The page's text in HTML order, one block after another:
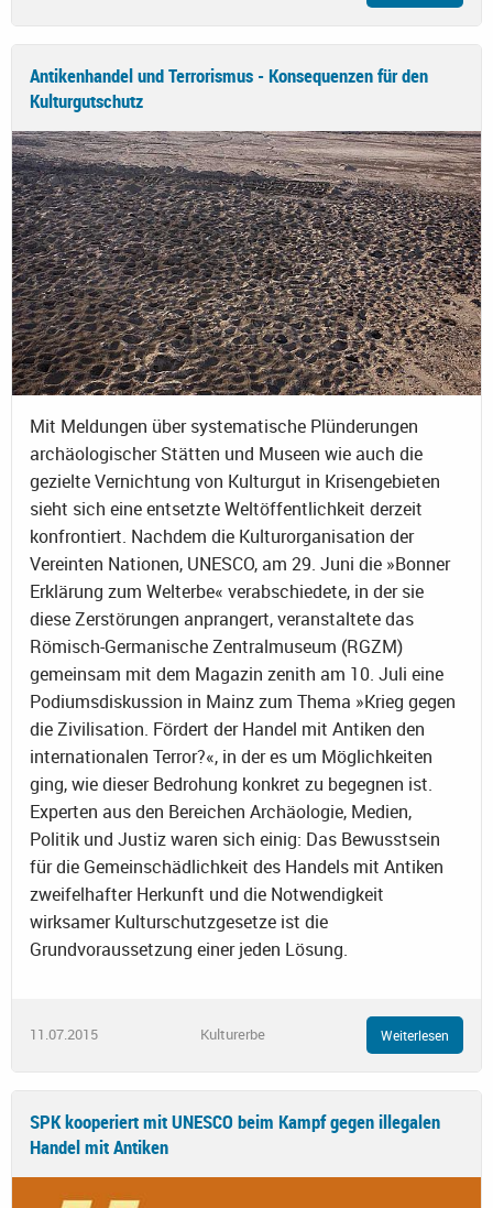
Antikenhandel und Terrorismus - Konsequenzen für den
Kulturgutschutz
Mit Meldungen über systematische Plünderungen
archäologischer Stätten und Museen wie auch die
gezielte Vernichtung von Kulturgut in Krisengebieten
sieht sich eine entsetzte Weltöffentlichkeit derzeit
konfrontiert. Nachdem die Kulturorganisation der
Vereinten Nationen, UNESCO, am 29. Juni die »Bonner
Erklärung zum Welterbe« verabschiedete, in der sie
diese Zerstörungen anprangert, veranstaltete das
Römisch-Germanische Zentralmuseum (RGZM)
gemeinsam mit dem Magazin zenith am 10. Juli eine
Podiumsdiskussion in Mainz zum Thema »Krieg gegen
die Zivilisation. Fördert der Handel mit Antiken den
internationalen Terror?«, in der es um Möglichkeiten
ging, wie dieser Bedrohung konkret zu begegnen ist.
Experten aus den Bereichen Archäologie, Medien,
Politik und Justiz waren sich einig: Das Bewusstsein
für die Gemeinschädlichkeit des Handels mit Antiken
zweifelhafter Herkunft und die Notwendigkeit
wirksamer Kulturschutzgesetze ist die
Grundvoraussetzung einer jeden Lösung.
11.07.2015 Kulturerbe Weiterlesen
SPK kooperiert mit UNESCO beim Kampf gegen illegalen
Handel mit Antiken